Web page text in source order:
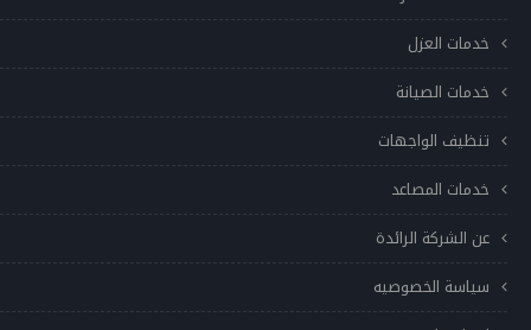
خدمات العزل
خدمات الصيانة
تنظيف الواجهات
خدمات المصاعد
عن الشركة الرائدة
سياسة الخصوصيه